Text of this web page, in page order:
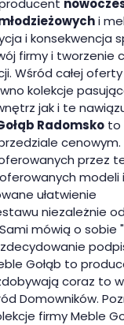
i
i konsekwencja
firmy i tworzenie
Wśród całej
kolekcje
jak i te
Radomsko to
cenowym.
przez
modeli
ułatwienie
niezależnie
mówią o sobie
Gołąb to
coraz to
Domowników.
firmy Meble